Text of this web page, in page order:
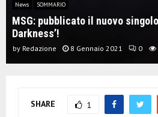
M
A
News SOMMARIO
MSG: pubblicato il nuovo
Darkness’!
by Redazione 8 Gennaio 2021 0
SHARE 1